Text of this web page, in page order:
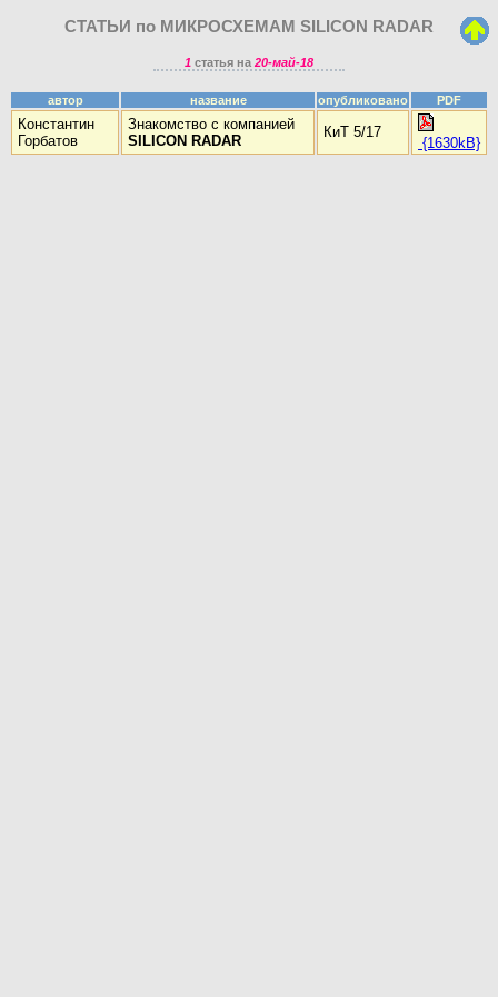
СТАТЬИ по МИКРОСХЕМАМ SILICON RADAR
1статья на 20-май-18
автор название опубликовано PDF
Константин
Горбатов
Знакомство с компанией
SILICON RADAR
КиТ 5/17
{1630kB}